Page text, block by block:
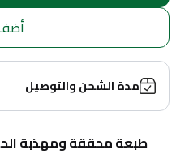
مدة الشحن والتوصيل